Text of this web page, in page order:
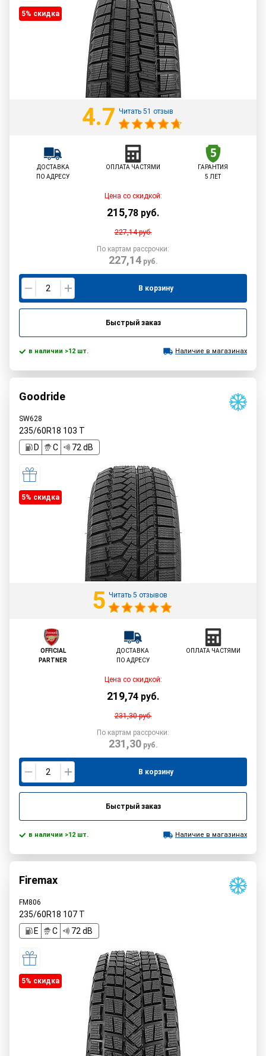
5% cкидка
4.7 Читать 51 отзыв
ДОСТАВКА
ПО АДРЕСУ
ОПЛАТА ЧАСТЯМИ
ГАРАНТИЯ
5 ЛЕТ
Цена со скидкой:
215,78 руб.
227,14руб.
По картам рассрочки:
227,14руб.
В корзину
Быстрый заказ
в наличии >12 шт. Наличие в магазинах
Goodride
SW628
235/60R18 103 T
D
C 72 dB
5% cкидка
5 Читать 5 отзывов
OFFICIAL
PARTNER
ДОСТАВКА
ПО АДРЕСУ
ОПЛАТА ЧАСТЯМИ
Цена со скидкой:
219,74 руб.
231,30руб.
По картам рассрочки:
231,30руб.
В корзину
Быстрый заказ
в наличии >12 шт. Наличие в магазинах
Firemax
FM806
235/60R18 107 T
E
C 72 dB
5% cкидка